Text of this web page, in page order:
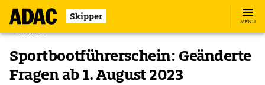
Skipper MENÜ
Zurück
Sportbootführerschein: Geänderte
Fragen ab 1. August 2023